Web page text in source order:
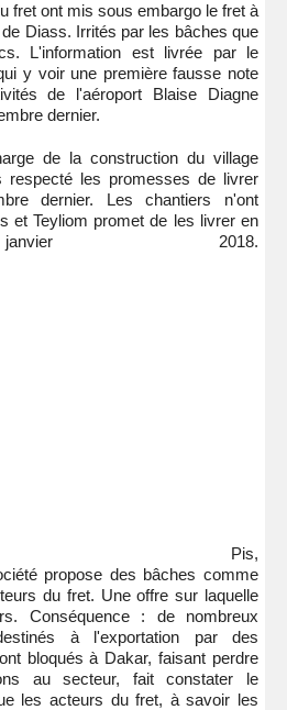
fret ont mis sous embargo le fret à
Diass. Irrités par les bâches que
L'information est livrée par le
y voir une première fausse note
de l'aéroport Blaise Diagne
dernier.
de la construction du village
respecté les promesses de livrer
dernier. Les chantiers n'ont
et Teyliom promet de les livrer en
2018.
Pis,
propose des bâches comme
du fret. Une offre sur laquelle
Conséquence : de nombreux
à l'exportation par des
bloqués à Dakar, faisant perdre
au secteur, fait constater le
les acteurs du fret, à savoir les